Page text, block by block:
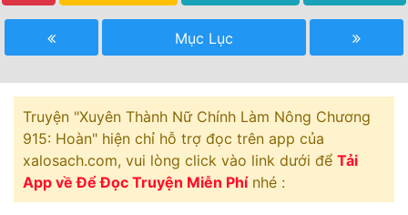
Hoàn Thành
Free
Truyện Convert
Mục Lục
Truyện "Xuyên Thành Nữ Chính Làm Nông Chương
915: Hoàn" hiện chỉ hỗ trợ đọc trên app của
xalosach.com, vui lòng click vào link dưới để Tải
App về Để Đọc Truyện Miễn Phínhé :